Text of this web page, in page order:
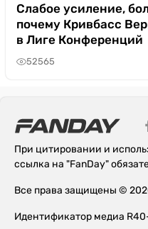
Слабое усиление,
почему Кривбасс
в Лиге Конференций
52565
При цитировании и
ссылка на "FanDay"
Все права защищены ©
Идентификатор медиа